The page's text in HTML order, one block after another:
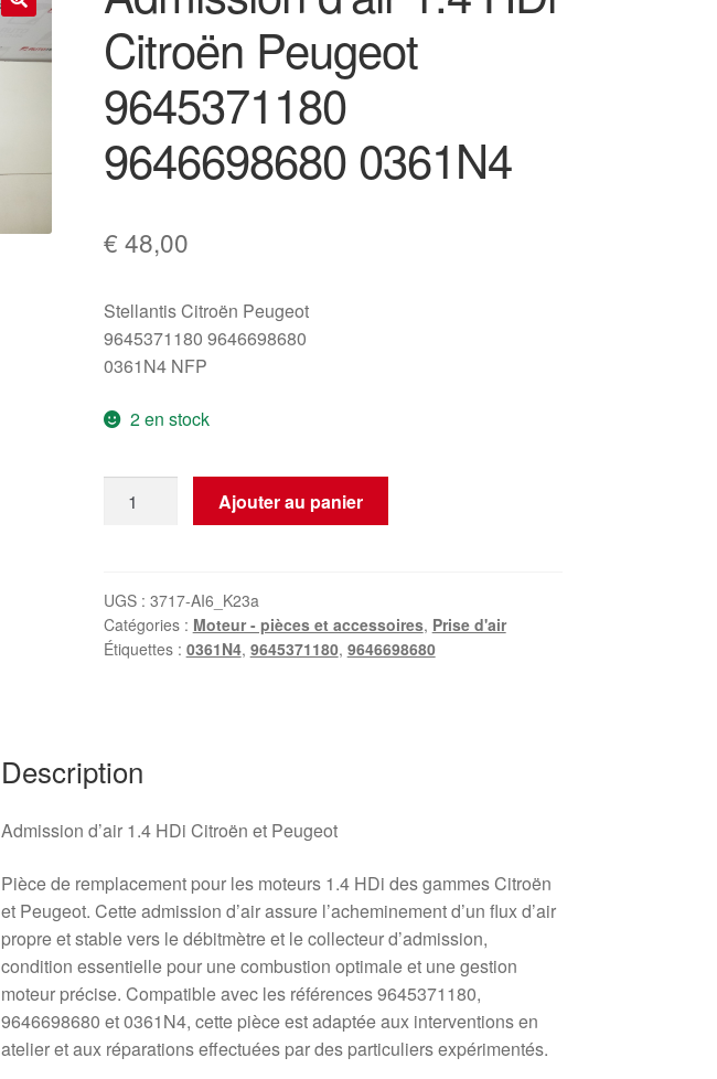
Citroën Peugeot
9645371180
9646698680 0361N4
€ 48,00
Stellantis Citroën Peugeot
9645371180 9646698680
0361N4 NFP
2 en stock
1.4
HDi
Citroën
0361N4
Ajouter au panier
UGS : 3717-AI6_K23a
Catégories : Moteur - pièces et accessoires, Prise d'air
Étiquettes : 0361N4, 9645371180, 9646698680
Description
Admission d’air 1.4 HDi Citroën et Peugeot
Pièce de remplacement pour les moteurs 1.4 HDi des gammes Citroën
et Peugeot. Cette admission d’air assure l’acheminement d’un flux d’air
propre et stable vers le débitmètre et le collecteur d’admission,
condition essentielle pour une combustion optimale et une gestion
moteur précise. Compatible avec les références 9645371180,
9646698680 et 0361N4, cette pièce est adaptée aux interventions en
atelier et aux réparations effectuées par des particuliers expérimentés.